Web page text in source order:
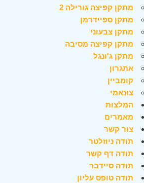
מתקן קפיצה גורילה 2
מתקן ספיידרמן
מתקן צבעוני
מתקן קפיצה מסיבה
מתקן ג'ונגל
אתגרון
קומביין
צונאמי
המלצות
מאמרים
צור קשר
תודה ניוזלטר
תודה דף קשר
תודה סיידבר
תודה טופס עליון